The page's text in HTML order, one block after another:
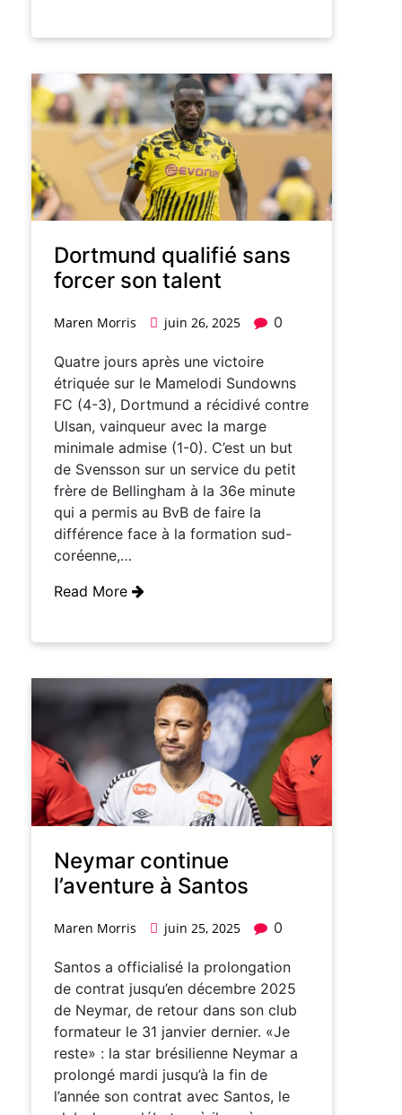
Dortmund qualifié sans
forcer son talent
Maren Morris juin 26, 2025 0
Quatre jours après une victoire
étriquée sur le Mamelodi Sundowns
FC (4-3), Dortmund a récidivé contre
Ulsan, vainqueur avec la marge
minimale admise (1-0). C’est un but
de Svensson sur un service du petit
frère de Bellingham à la 36e minute
qui a permis au BvB de faire la
différence face à la formation sud-
coréenne,…
Read More
Neymar continue
l’aventure à Santos
Maren Morris juin 25, 2025 0
Santos a officialisé la prolongation
de contrat jusqu’en décembre 2025
de Neymar, de retour dans son club
formateur le 31 janvier dernier. «Je
reste» : la star brésilienne Neymar a
prolongé mardi jusqu’à la fin de
l’année son contrat avec Santos, le